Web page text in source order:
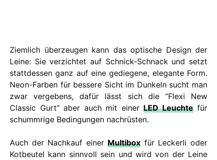
Ziemlich überzeugen kann das optische Design der
Leine: Sie verzichtet auf Schnick-Schnack und setzt
stattdessen ganz auf eine gediegene, elegante Form.
Neon-Farben für bessere Sicht im Dunkeln sucht man
zwar vergebens, dafür lässt sich die “Flexi New
Classic Gurt” aber auch mit einer LED Leuchtefür
schummrige Bedingungen nachrüsten.
Auch der Nachkauf einerMultibox für Leckerli oder
Kotbeutel kann sinnvoll sein und wird von der Leine